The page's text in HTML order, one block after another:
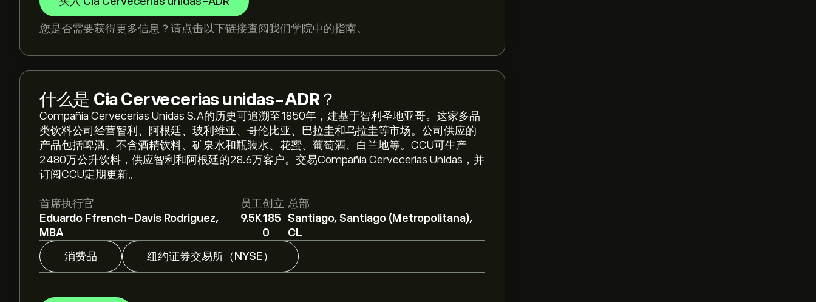
您是否需要获得更多信息？请点击以下链接查阅我们学院中的指南。
什么是 Cia Cervecerias unidas-ADR ？
Compañía Cervecerías Unidas S.A的历史可追溯至1850年，建基于智利圣地亚哥。这家多品
类饮料公司经营智利、阿根廷、玻利维亚、哥伦比亚、巴拉圭和乌拉圭等市场。公司供应的
产品包括啤酒、不含酒精饮料、矿泉水和瓶装水、花蜜、葡萄酒、白兰地等。CCU可生产
2480万公升饮料，供应智利和阿根廷的28.6万客户。交易Compañía Cervecerías Unidas，并
订阅CCU定期更新。
首席执行官
Eduardo Ffrench-Davis Rodriguez,
MBA
员工
9.5K
创立
185
0
总部
Santiago, Santiago (Metropolitana),
CL
消费品
纽约证券交易所（NYSE）